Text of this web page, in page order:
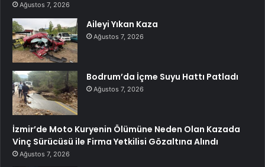
Ağustos 7, 2026
Aileyi Yıkan Kaza
Ağustos 7, 2026
Bodrum’da İçme Suyu Hattı Patladı
Ağustos 7, 2026
İzmir’de Moto Kuryenin Ölümüne Neden Olan Kazada
Vinç Sürücüsü ile Firma Yetkilisi Gözaltına Alındı
Ağustos 7, 2026